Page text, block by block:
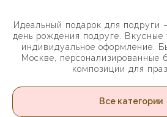
Идеальный подарок для подруги
день рождения подруге.
индивидуальное оформление.
Москве, персонализированные
композиции для
Все категории